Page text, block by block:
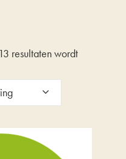
resultaten wordt